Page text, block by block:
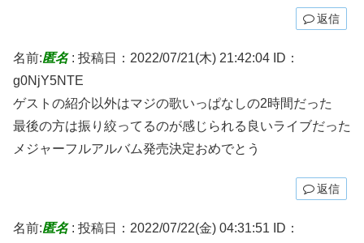
返信
名前:匿名: 投稿日：2022/07/21(木) 21:42:04 ID：
g0NjY5NTE
ゲストの紹介以外はマジの歌いっぱなしの2時間だった
最後の方は振り絞ってるのが感じられる良いライブだった
メジャーフルアルバム発売決定おめでとう
返信
名前:匿名: 投稿日：2022/07/22(金) 04:31:51
ID：